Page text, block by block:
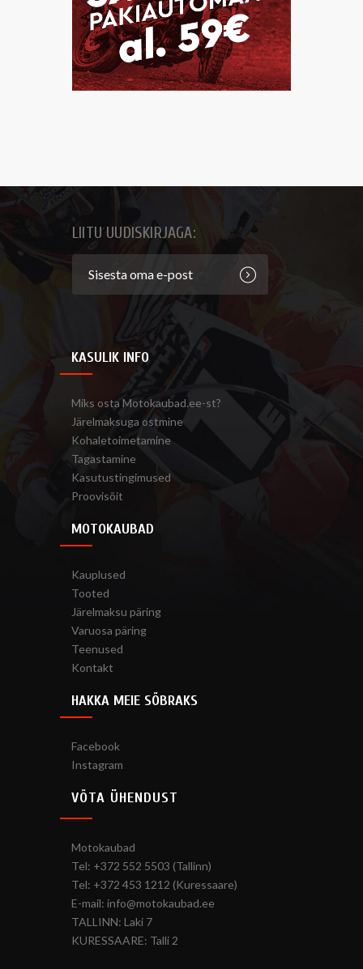
LIITU UUDISKIRJAGA:
KASULIK INFO
Miks osta Motokaubad.ee-st?
Järelmaksuga ostmine
Kohaletoimetamine
Tagastamine
Kasutustingimused
Proovisõit
MOTOKAUBAD
Kauplused
Tooted
Järelmaksu päring
Varuosa päring
Teenused
Kontakt
HAKKA MEIE SÕBRAKS
Facebook
Instagram
VÕTA ÜHENDUST
Motokaubad
Tel: +372 552 5503 (Tallinn)
Tel: +372 453 1212 (Kuressaare)
E-mail: info@motokaubad.ee
TALLINN: Laki 7
KURESSAARE: Talli 2